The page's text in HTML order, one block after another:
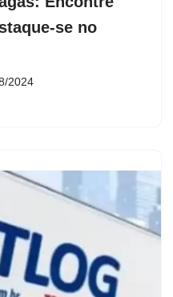
se no
2024